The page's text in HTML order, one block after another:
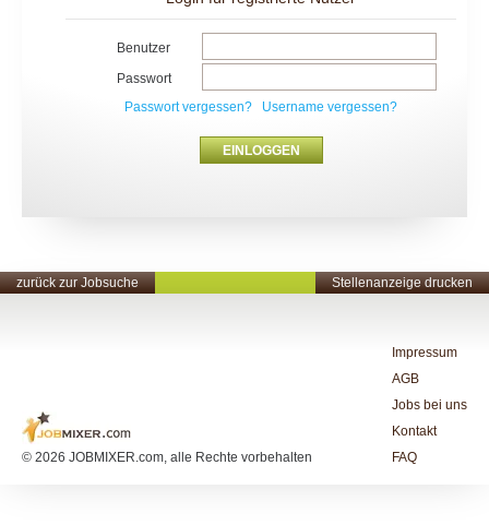
Benutzer
Passwort
Passwort vergessen?
Username vergessen?
zurück zur Jobsuche Stellenanzeige drucken
© 2026 JOBMIXER.com, alle Rechte vorbehalten
Impressum
AGB
Jobs bei uns
Kontakt
FAQ